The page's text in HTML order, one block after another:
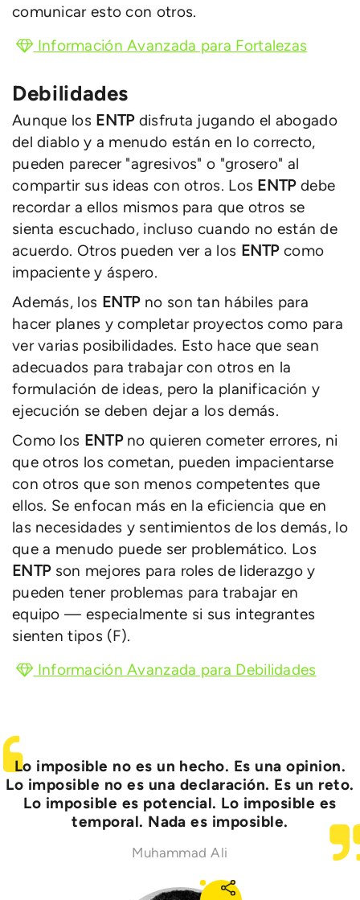
comunicar esto con otros.
Información Avanzada para Fortalezas
Debilidades
Aunque los ENTP disfruta jugando el abogado
del diablo y a menudo están en lo correcto,
pueden parecer "agresivos" o "grosero" al
compartir sus ideas con otros. Los ENTPdebe
recordar a ellos mismos para que otros se
sienta escuchado, incluso cuando no están de
acuerdo. Otros pueden ver a los ENTPcomo
impaciente y áspero.
Además, los ENTP no son tan hábiles para
hacer planes y completar proyectos como para
ver varias posibilidades. Esto hace que sean
adecuados para trabajar con otros en la
formulación de ideas, pero la planificación y
ejecución se deben dejar a los demás.
Como los ENTP no quieren cometer errores, ni
que otros los cometan, pueden impacientarse
con otros que son menos competentes que
ellos. Se enfocan más en la eficiencia que en
las necesidades y sentimientos de los demás, lo
que a menudo puede ser problemático. Los
ENTP son mejores para roles de liderazgo y
pueden tener problemas para trabajar en
equipo — especialmente si sus integrantes
sienten tipos (F).
Información Avanzada para Debilidades
Lo imposible no es un hecho. Es una opinion.
Lo imposible no es una declaración. Es un reto.
Lo imposible es potencial. Lo imposible es
temporal. Nada es imposible.
Muhammad Ali